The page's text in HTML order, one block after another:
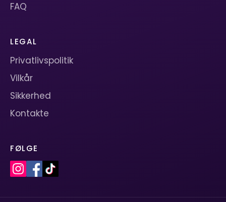
FAQ
LEGAL
Privatlivspolitik
Vilkår
Sikkerhed
Kontakte
FØLGE